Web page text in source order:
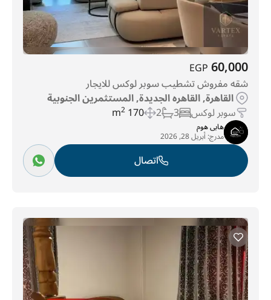
60,000
EGP
شقه مفروش تشطيب سوبر لوكس للايجار
القاهرة, القاهره الجديدة, المستثمرين الجنوبية
سوبر لوكس 3
2
170 m
2
هابى هوم
مدرج:أبريل 28, 2026
اتصال